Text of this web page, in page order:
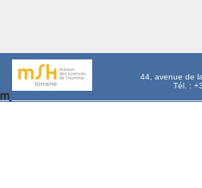
44, avenue de
Tél. :